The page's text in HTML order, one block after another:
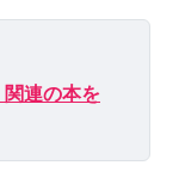
関連の本を